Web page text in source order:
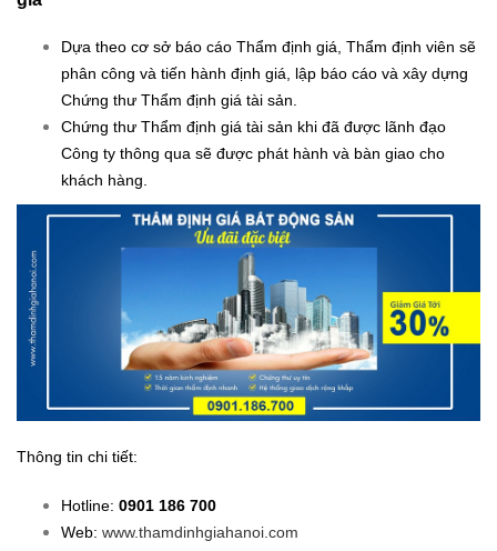
Dựa theo cơ sở báo cáo Thẩm định giá, Thẩm định viên sẽ
phân công và tiến hành định giá, lập báo cáo và xây dựng
Chứng thư Thẩm định giá tài sản.
Chứng thư Thẩm định giá tài sản khi đã được lãnh đạo
Công ty thông qua sẽ được phát hành và bàn giao cho
khách hàng.
Thông tin chi tiết:
Hotline: 0901 186 700
Web: www.thamdinhgiahanoi.com